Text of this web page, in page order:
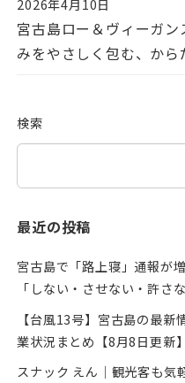
投稿日
2026年4月10日
宮古島ロー＆ヴィーガ
みをやさしく包む、か
検索
最近の投稿
宮古島で「路上寝」通報
「しない・させない・許さ
【台風13号】宮古島の最
業状況まとめ【8月8日更新】
スナック えん｜観光客も気